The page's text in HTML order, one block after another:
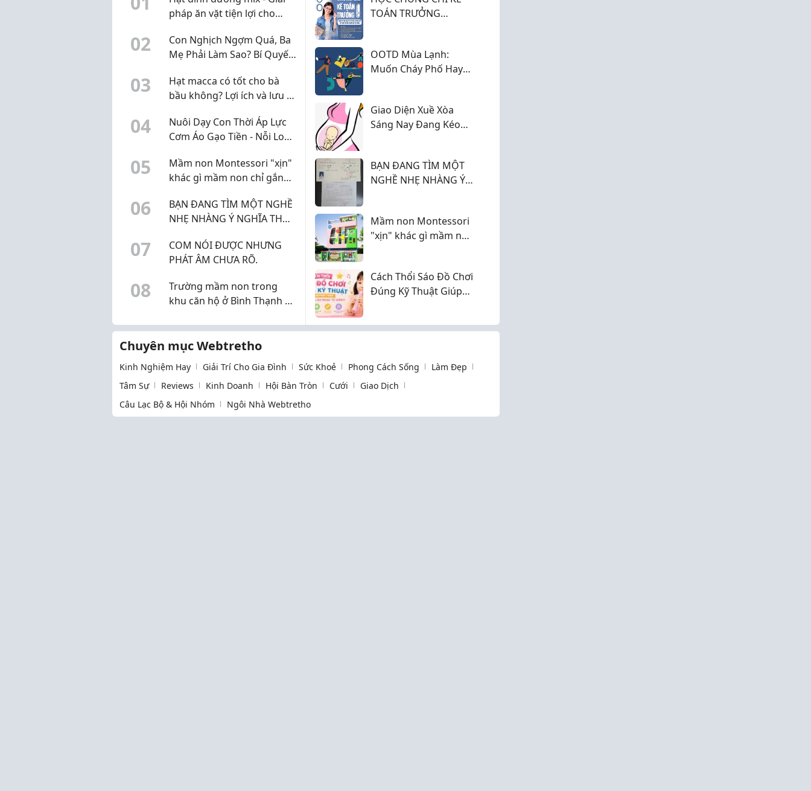
pháp ăn vặt tiện lợi cho
02
Con Nghịch Ngợm Quá, Ba
Mẹ Phải Làm Sao? Bí Quyết
Không Cần La Hét
03
Hạt macca có tốt cho bà
bầu không? Lợi ích và lưu ý
04
Nuôi Dạy Con Thời Áp Lực
Cơm Áo Gạo Tiền - Nỗi Lo
Giúp Bé Phát Triển Toàn
Diện
05
Mầm non Montessori "xịn"
khác gì mầm non chỉ gắn
06
BẠN ĐANG TÌM MỘT NGHỀ
NHẸ NHÀNG Ý NGHĨA THU
07
COM NÓI ĐƯỢC NHƯNG
PHÁT ÂM CHƯA RÕ.
08
Trường mầm non trong
khu căn hộ ở Bình Thạnh có
TOÁN TRƯỞNG
OOTD Mùa Lạnh:
Muốn Cháy Phố Hay
Giao Diện Xuề Xòa
Sáng Nay Đang Kéo
BẠN ĐANG TÌM MỘT
NGHỀ NHẸ NHÀNG Ý
Mầm non Montessori
"xịn" khác gì mầm non
Cách Thổi Sáo Đồ Chơi
Đúng Kỹ Thuật Giúp
Sớm
Chuyên mục Webtretho
Kinh Nghiệm Hay Giải Trí Cho Gia Đình Sức Khoẻ Phong Cách Sống
Làm Đẹp
Tâm Sự
Reviews Kinh Doanh Hội Bàn Tròn Cưới
Giao Dịch
Câu Lạc Bộ & Hội Nhóm
Ngôi Nhà Webtretho